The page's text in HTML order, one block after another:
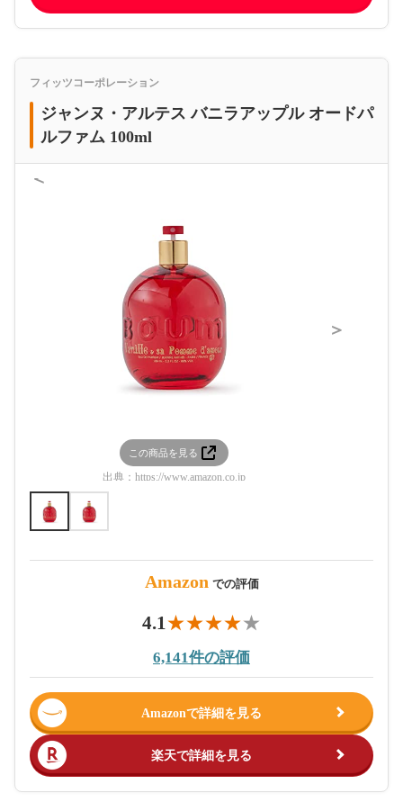
フィッツコーポレーション
ジャンヌ・アルテス バニラアップル オードパ
ルファム 100ml
＜
この商品を見る
出典： https://www.amazon.co.jp
＞
Amazon での評価
4.1
6,141件の評価
Amazonで詳細を見る
楽天で詳細を見る